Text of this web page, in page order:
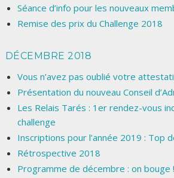
Séance d’info pour les nouveaux
Remise des prix du Challenge 2018
DÉCEMBRE 2018
Vous n’avez pas oublié votre
Présentation du nouveau Conseil
Les Relais Tarés : 1er rendez-vous
challenge
Inscriptions pour l’année 2019 : Top
Rétrospective 2018
Programme de décembre : on bouge !